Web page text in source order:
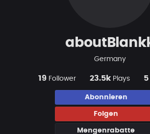
Germany
19 Follower 23.5k Plays 5
Abonnieren
Folgen
Mengenrabatte